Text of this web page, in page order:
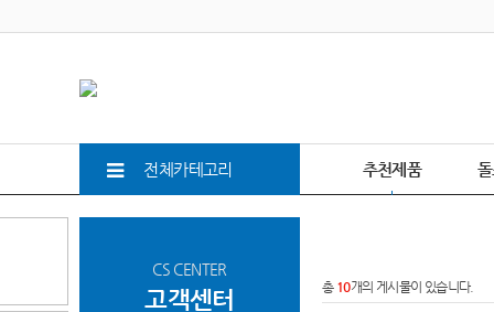
전체카테고리 추천제품
CS CENTER
고객센터 총 10개의 게시물이 있습니다.